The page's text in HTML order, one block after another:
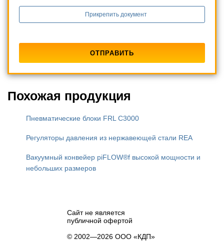
Прикрепить документ
Похожая продукция
Пневматические блоки FRL C3000
Регуляторы давления из нержавеющей стали REA
Вакуумный конвейер piFLOW®f высокой мощности и
небольших размеров
Сайт не является
публичной офертой
© 2002—2026 ООО «КДП»